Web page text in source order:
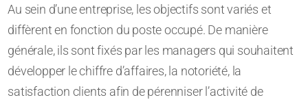
Au sein d’une entreprise, les objectifs sont variés et
diffèrent en fonction du poste occupé. De manière
générale, ils sont fixés par les managers qui souhaitent
développer le chiffre d’affaires, la notoriété, la
satisfaction clients afin de pérenniser l’activité de